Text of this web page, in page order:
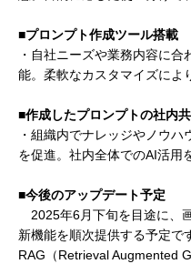
■プロンプト作成ツール搭載
・自社ニーズや業務内容に
能。柔軟なカスタマイズによ
■作成したプロンプトの社内
・組織内でナレッジやノウ
を促進。社内全体でのAI活用
■今後のアップデート予定
2025年6月下旬を目途に、
新機能を順次提供する予定で
RAG（Retrieval Augmented